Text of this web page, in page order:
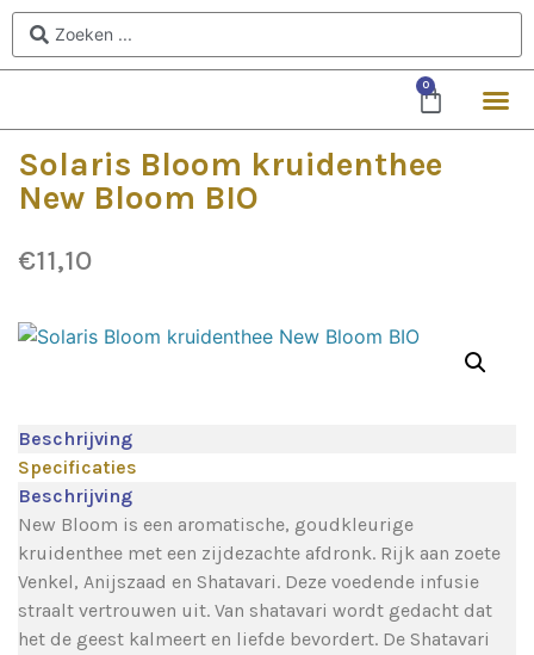
0
Solaris Bloom kruidenthee
New Bloom BIO
€11,10
Beschrijving
Specificaties
Beschrijving
New Bloom is een aromatische, goudkleurige
kruidenthee met een zijdezachte afdronk. Rijk aan zoete
Venkel, Anijszaad en Shatavari. Deze voedende infusie
straalt vertrouwen uit. Van shatavari wordt gedacht dat
het de geest kalmeert en liefde bevordert. De Shatavari